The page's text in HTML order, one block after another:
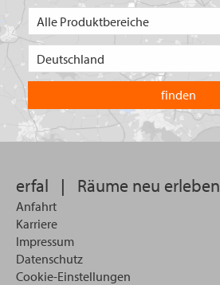
in
welchem
Land
Sie
suchen
erfal | Räume neu erleben
Anfahrt
Karriere
Impressum
Datenschutz
Cookie-Einstellungen